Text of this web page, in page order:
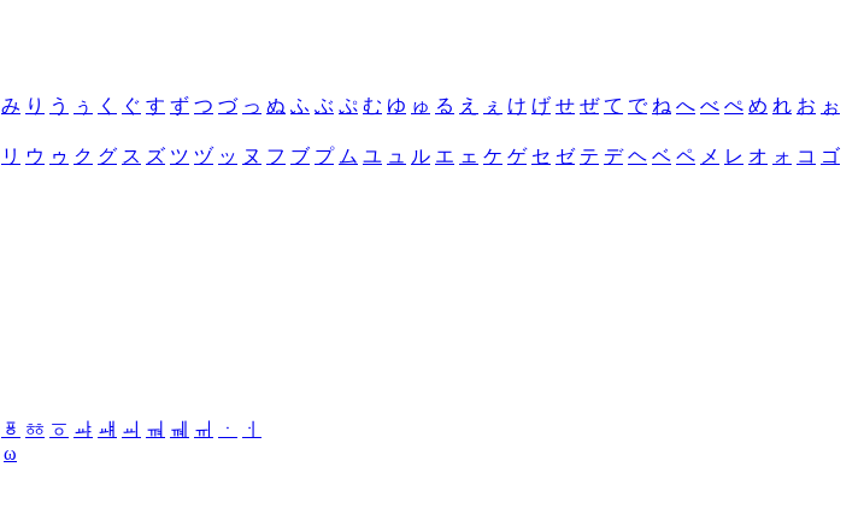
み り う ぅ く ぐ す ず つ づ っ ぬ ふ ぶ ぷ む ゆ ゅ る え ぇ け げ せ ぜ て で ね へ べ ぺ め れ お ぉ
リ ウ ゥ ク グ ス ズ ツ ヅ ッ ヌ フ ブ プ ム ユ ュ ル エ ェ ケ ゲ セ ゼ テ デ ヘ ベ ペ メ レ オ ォ コ ゴ
ㆄ ㆅ ㆆ ㆇ ㆈ ㆉ ㆊ ㆋ ㆌ ㆍ
ㆎ
ω